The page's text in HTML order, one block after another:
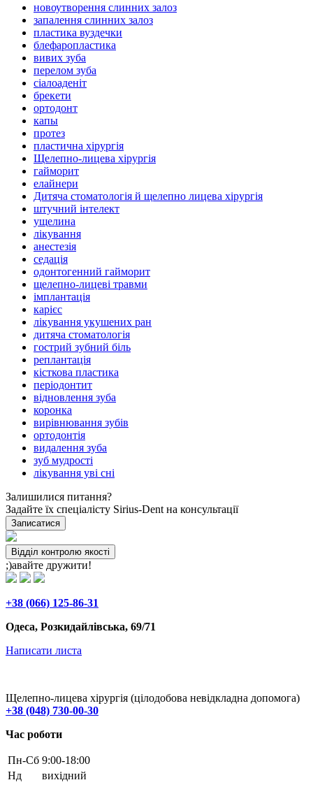
новоутворення слинних залоз
запалення слинних залоз
пластика вуздечки
блефаропластика
вивих зуба
перелом зуба
сіалоаденіт
брекети
ортодонт
капы
протез
пластична хірургія
Щелепно-лицева хірургія
гайморит
елайнери
Дитяча стоматологія й щелепно лицева хірургія
штучний інтелект
ущелина
лікування
анестезія
седація
одонтогенний гайморит
щелепно-лицеві травми
імплантація
карієс
лікування укушених ран
дитяча стоматологія
гострий зубний біль
реплантація
кісткова пластика
періодонтит
відновлення зуба
коронка
вирівнювання зубів
ортодонтія
видалення зуба
зуб мудрості
лікування уві сні
Залишилися питання?
Задайте їх спеціалісту Sirius-Dent на консультації
Записатися
Відділ контролю якості
;)авайте дружити!
+38 (066) 125-86-31
Одеса, Розкидайлівська, 69/71
Написати листа
Щелепно-лицева хірургія (цілодобова невідкладна допомога)
+38 (048) 730-00-30
Час роботи
Пн-Cб 9:00-18:00
Нд
вихідний